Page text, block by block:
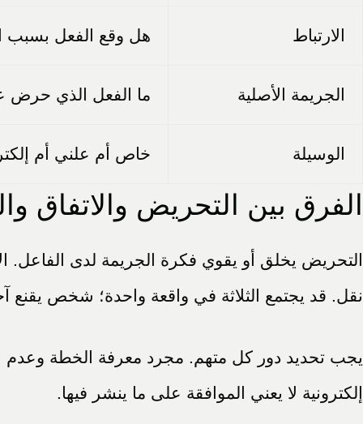
الارتباط هل وقع الفعل بسبب
الجريمة الأصلية ما الفعل الذي حرض
الوسيلة خاص أم علني أم
الفرق بين التحريض والاتفاق
التحريض يخلق أو يقوي فكرة الجريمة لدى الفاعل.
نقل. قد يجتمع الثلاثة في واقعة واحدة؛ شخص يقنع
يجب تحديد دور كل متهم. مجرد معرفة الخطة وعدم
إلكترونية لا يعني الموافقة على ما ينشر فيها.